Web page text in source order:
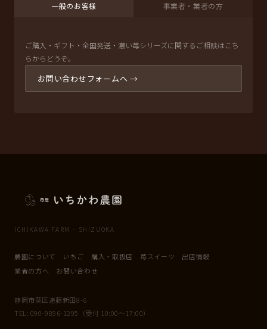
一般のお客様 事業者・業者の方
ご購入・ギフト・全国発送・濃い苺シリーズに関するご相談はこち
らからどうぞ。
お問い合わせフォームへ →
ICHIKAWA FARM · SHIZUOKA
農園について いちご 購入・取扱店 苺スイーツ
出店情報
業者の方へ
お問い合わせ
静岡市葵区遠藤新田8-6
TEL: 090-9896-1295（受付 10:00〜17:00）